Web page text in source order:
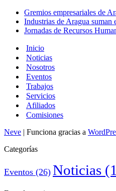
Gremios empresariales de
Industrias de Aragua suman
Jornadas de Recursos
Inicio
Noticias
Nosotros
Eventos
Trabajos
Servicios
Afiliados
Comisiones
Neve | Funciona gracias a
Categorías
Eventos (26) Noticias